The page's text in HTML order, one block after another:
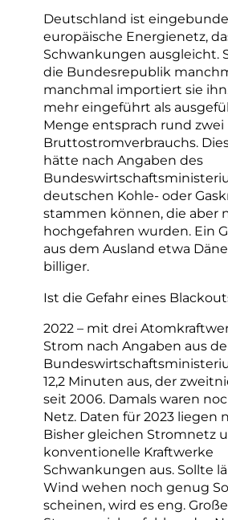
Deutschland ist
europäische Energienetz,
Schwankungen ausgleicht.
die Bundesrepublik
manchmal importiert sie
mehr eingeführt als
Menge entsprach rund zwei
Bruttostromverbrauchs.
hätte nach Angaben des
deutschen Kohle- oder
stammen können, die aber
hochgefahren wurden. Ein
aus dem Ausland etwa
billiger.
Ist die Gefahr eines
2022 – mit drei
Strom nach Angaben aus
12,2 Minuten aus, der
seit 2006. Damals waren
Netz. Daten für 2023 liegen
Bisher gleichen Stromnetz
konventionelle Kraftwerke
Schwankungen aus. Sollte
Wind wehen noch genug
scheinen, wird es eng. Große